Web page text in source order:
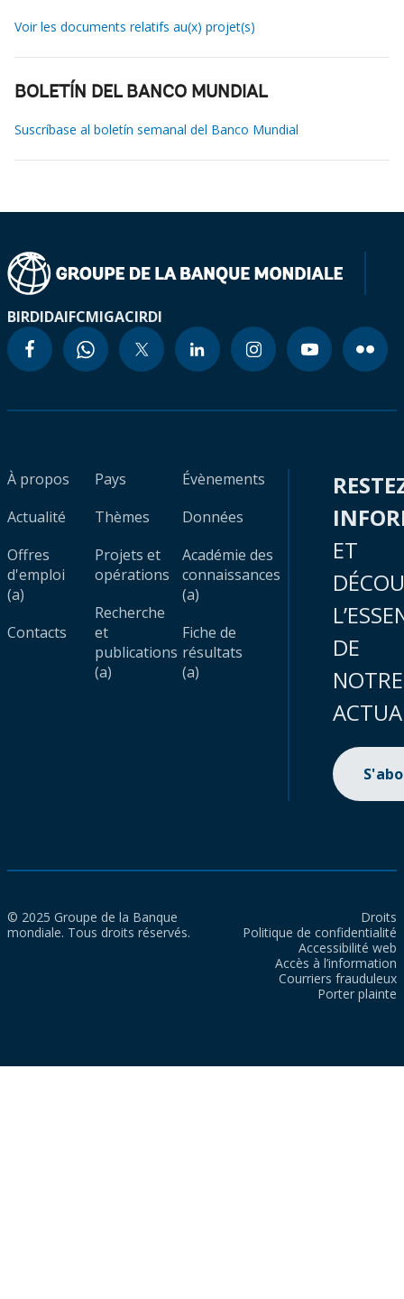
Voir les documents relatifs au(x) projet(s)
BOLETÍN DEL BANCO MUNDIAL
Suscríbase al boletín semanal del Banco Mundial
BIRDIDAIFCMIGACIRDI
À propos
Actualité
Offres
d'emploi
(a)
Contacts
Pays
Thèmes
Projets et
opérations
Recherche
et
publications
(a)
Évènements
Données
Académie des
connaissances
(a)
Fiche de
résultats
(a)
ET
DE
NOTRE
© 2025 Groupe de la Banque
mondiale. Tous droits réservés.
Droits
Politique de confidentialité
Accessibilité web
Accès à l’information
Courriers frauduleux
Porter plainte